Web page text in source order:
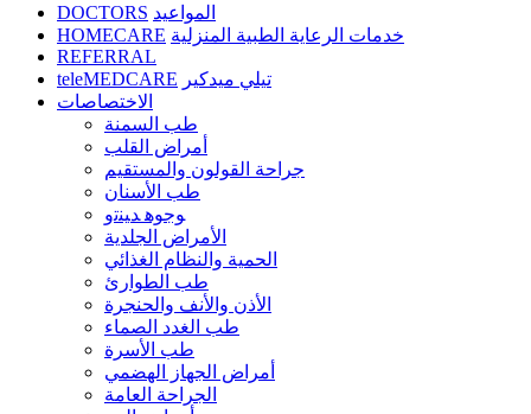
DOCTORS المواعيد
HOMECARE خدمات الرعاية الطبية المنزلية
REFERRAL
teleMEDCARE تيلي ميدكير
الاختصاصات
طب السمنة
أمراض القلب
جراحة القولون والمستقيم
طب الأسنان
ﻮﺟﻮﻫ ﺪﻴﻨﺗﻭ
الأمراض الجلدية
الحمية والنظام الغذائي
طب الطوارئ
الأذن والأنف والحنجرة
طب الغدد الصماء
طب الأسرة
أمراض الجهاز الهضمي
الجراحة العامة